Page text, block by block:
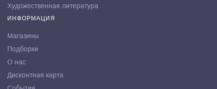
Художественная литература
ИНФОРМАЦИЯ
Магазины
Подборки
О нас
Дисконтная карта